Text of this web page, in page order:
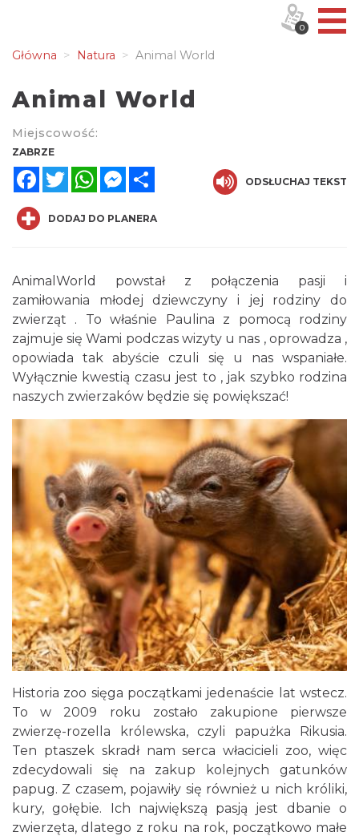
Główna Natura Animal World
Animal World
Miejscowość:
ZABRZE
FacebookTwitterWhatsAppMessenger
ODSŁUCHAJ TEKST
DODAJ DO PLANERA
AnimalWorld powstał z połączenia pasji i
zamiłowania młodej dziewczyny i jej rodziny do
zwierząt . To właśnie Paulina z pomocą rodziny
zajmuje się Wami podczas wizyty u nas , oprowadza ,
opowiada tak abyście czuli się u nas wspaniałe.
Wyłącznie kwestią czasu jest to , jak szybko rodzina
naszych zwierzaków będzie się powiększać!
Historia zoo sięga początkami jedenaście lat wstecz.
To w 2009 roku zostało zakupione pierwsze
zwierzę-rozella królewska, czyli papużka Rikusia.
Ten ptaszek skradł nam serca włacicieli zoo, więc
zdecydowali się na zakup kolejnych gatunków
papug. Z czasem, pojawiły się również u nich króliki,
kury, gołębie. Ich największą pasją jest dbanie o
zwierzęta, dlatego z roku na rok, początkowo małe
0